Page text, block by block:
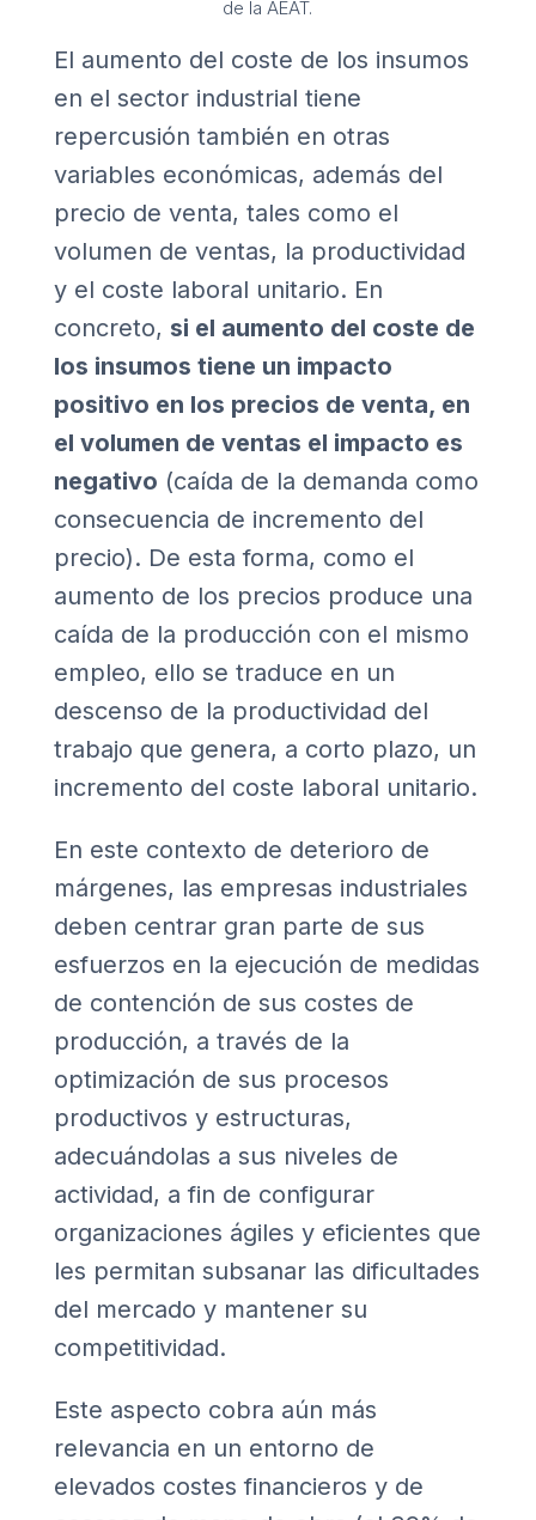
de la AEAT.
El aumento del coste de los insumos
en el sector industrial tiene
repercusión también en otras
variables económicas, además del
precio de venta, tales como el
volumen de ventas, la productividad
y el coste laboral unitario. En
concreto, si el aumento del coste de
los insumos tiene un impacto
positivo en los precios de venta, en
el volumen de ventas el impacto es
negativo (caída de la demanda como
consecuencia de incremento del
precio). De esta forma, como el
aumento de los precios produce una
caída de la producción con el mismo
empleo, ello se traduce en un
descenso de la productividad del
trabajo que genera, a corto plazo, un
incremento del coste laboral unitario.
En este contexto de deterioro de
márgenes, las empresas industriales
deben centrar gran parte de sus
esfuerzos en la ejecución de medidas
de contención de sus costes de
producción, a través de la
optimización de sus procesos
productivos y estructuras,
adecuándolas a sus niveles de
actividad, a fin de configurar
organizaciones ágiles y eficientes que
les permitan subsanar las dificultades
del mercado y mantener su
competitividad.
Este aspecto cobra aún más
relevancia en un entorno de
elevados costes financieros y de